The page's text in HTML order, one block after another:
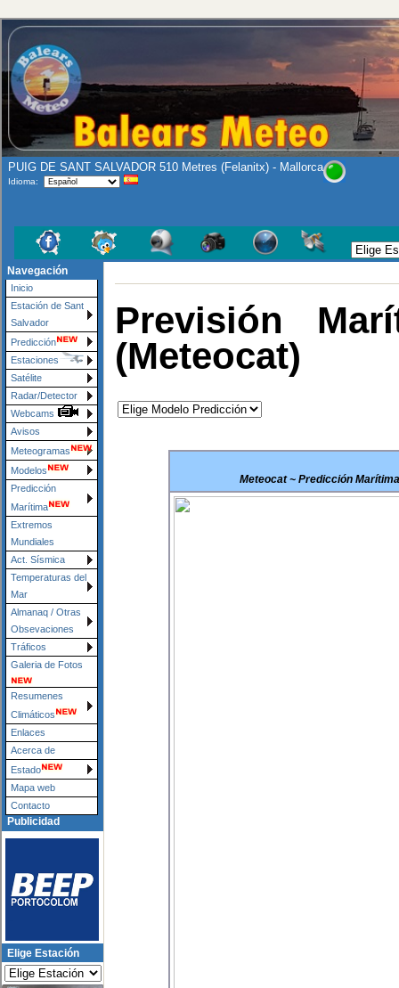
PUIG DE SANT SALVADOR 510 Metres (Felanitx) - Mallorca
Idioma:
Navegación
Inicio
Estación de Sant
Salvador
Predicción
Estaciones
Satélite
Radar/Detector
Webcams
Avisos
Meteogramas
Modelos
Predicción
Marítima
Extremos
Mundiales
Act. Sísmica
Temperaturas del
Mar
Almanaq / Otras
Obsevaciones
Tráficos
Galeria de Fotos
Resumenes
Climáticos
Enlaces
Acerca de
Estado
Mapa web
Contacto
Publicidad
Elige Estación
Previsión
(Meteocat)
Meteocat ~ Predicción